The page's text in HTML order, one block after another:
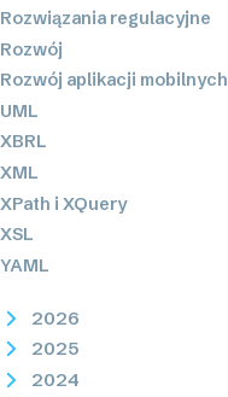
Rozwiązania regulacyjne
Rozwój
Rozwój aplikacji mobilnych
UML
XBRL
XML
XPath i XQuery
XSL
YAML
2026
2025
2024